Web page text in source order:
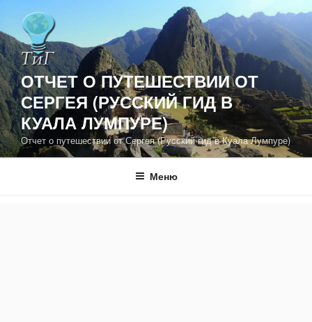
содержимому
ОТЧЕТ О ПУТЕШЕСТВИИ ОТ
СЕРГЕЯ (РУССКИЙ ГИД В
КУАЛА ЛУМПУРЕ)
Отчет о путешествии от Сергея (Русский гид в Куала Лумпуре)
Меню